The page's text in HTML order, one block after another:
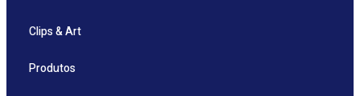
Clips & Art
Produtos